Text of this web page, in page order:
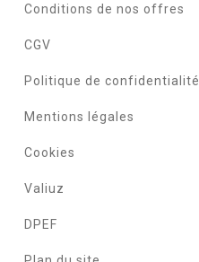
Conditions de nos offres
CGV
Politique de confidentialité
Mentions légales
Cookies
Valiuz
DPEF